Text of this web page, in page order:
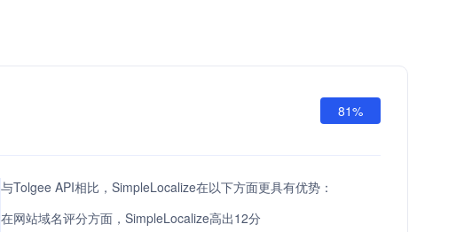
81%
与Tolgee API相比，SimpleLocalize在以下方面更具有优势：
在网站域名评分方面，SimpleLocalize高出12分